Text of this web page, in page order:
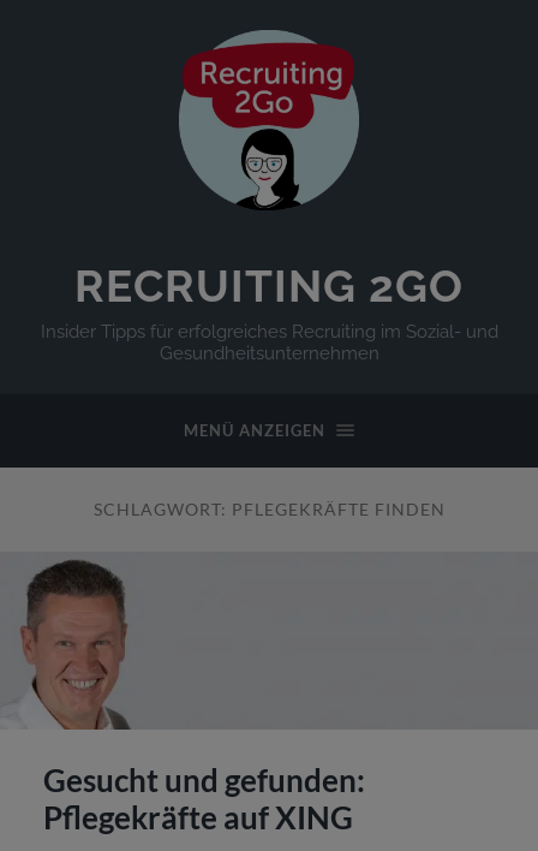
RECRUITING 2GO
Insider Tipps für erfolgreiches Recruiting im Sozial- und
Gesundheitsunternehmen
MENÜ ANZEIGEN
SCHLAGWORT: PFLEGEKRÄFTE FINDEN
Gesucht und gefunden:
Pflegekräfte auf XING